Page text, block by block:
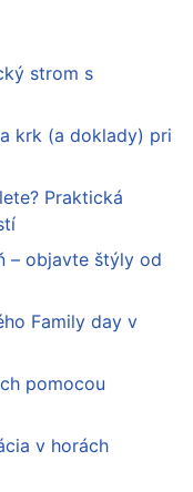
strom s
krk (a doklady) pri
Praktická
– objavte štýly od
Family day v
pomocou
v horách